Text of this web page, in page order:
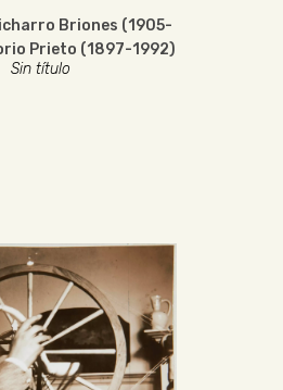
Briones (1905-
Prieto (1897-1992)
Sin título